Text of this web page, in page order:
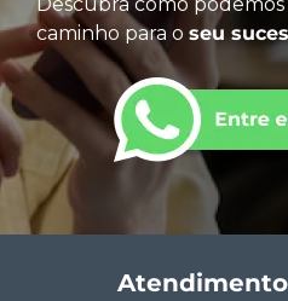
caminho para o seu